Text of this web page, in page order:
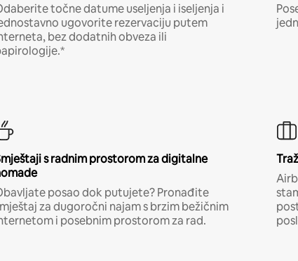
točne datume useljenja i iseljenja i
ugovorite rezervaciju putem
bez dodatnih obveza ili
s radnim prostorom za digitalne
posao dok putujete? Pronađite
za dugoročni najam s brzim bežičnim
i posebnim prostorom za rad.